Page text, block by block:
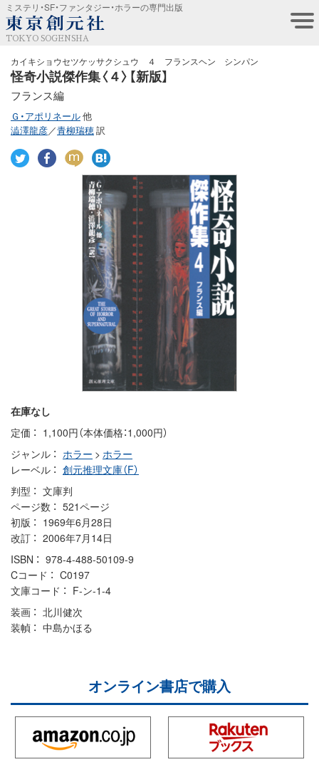
ミステリ・SF・ファンタジー・ホラーの専門出版
TOKYO SOGENSHA
カイキショウセツケッサクシュウ ４ フランスヘン シンパン
怪奇小説傑作集〈４〉【新版】
フランス編
Ｇ・アポリネール他
澁澤龍彦／青柳瑞穂訳
在庫なし
定価
1,100円（本体価格：1,000円）
ジャンル
ホラー > ホラー
レーベル
創元推理文庫（F）
判型
文庫判
ページ数
521ページ
初版
1969年6月28日
改訂
2006年7月14日
ISBN
978-4-488-50109-9
Cコード
C0197
文庫コード
F-ン-1-4
装画
北川健次
装幀
中島かほる
オンライン書店で購入